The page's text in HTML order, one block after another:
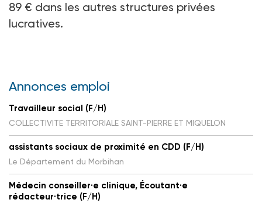
89 € dans les autres structures privées
lucratives.
Annonces emploi
Travailleur social (F/H)
COLLECTIVITE TERRITORIALE SAINT-PIERRE ET MIQUELON
assistants sociaux de proximité en CDD (F/H)
Le Département du Morbihan
Médecin conseiller·e clinique, Écoutant·e
rédacteur·trice (F/H)